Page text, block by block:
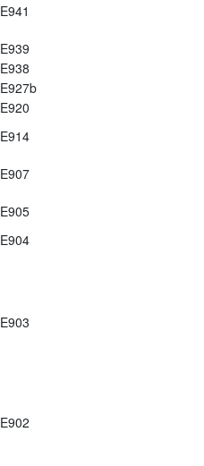
E941
E939
E938
E927b
E920
E914
E907
E905
E904
E903
E902